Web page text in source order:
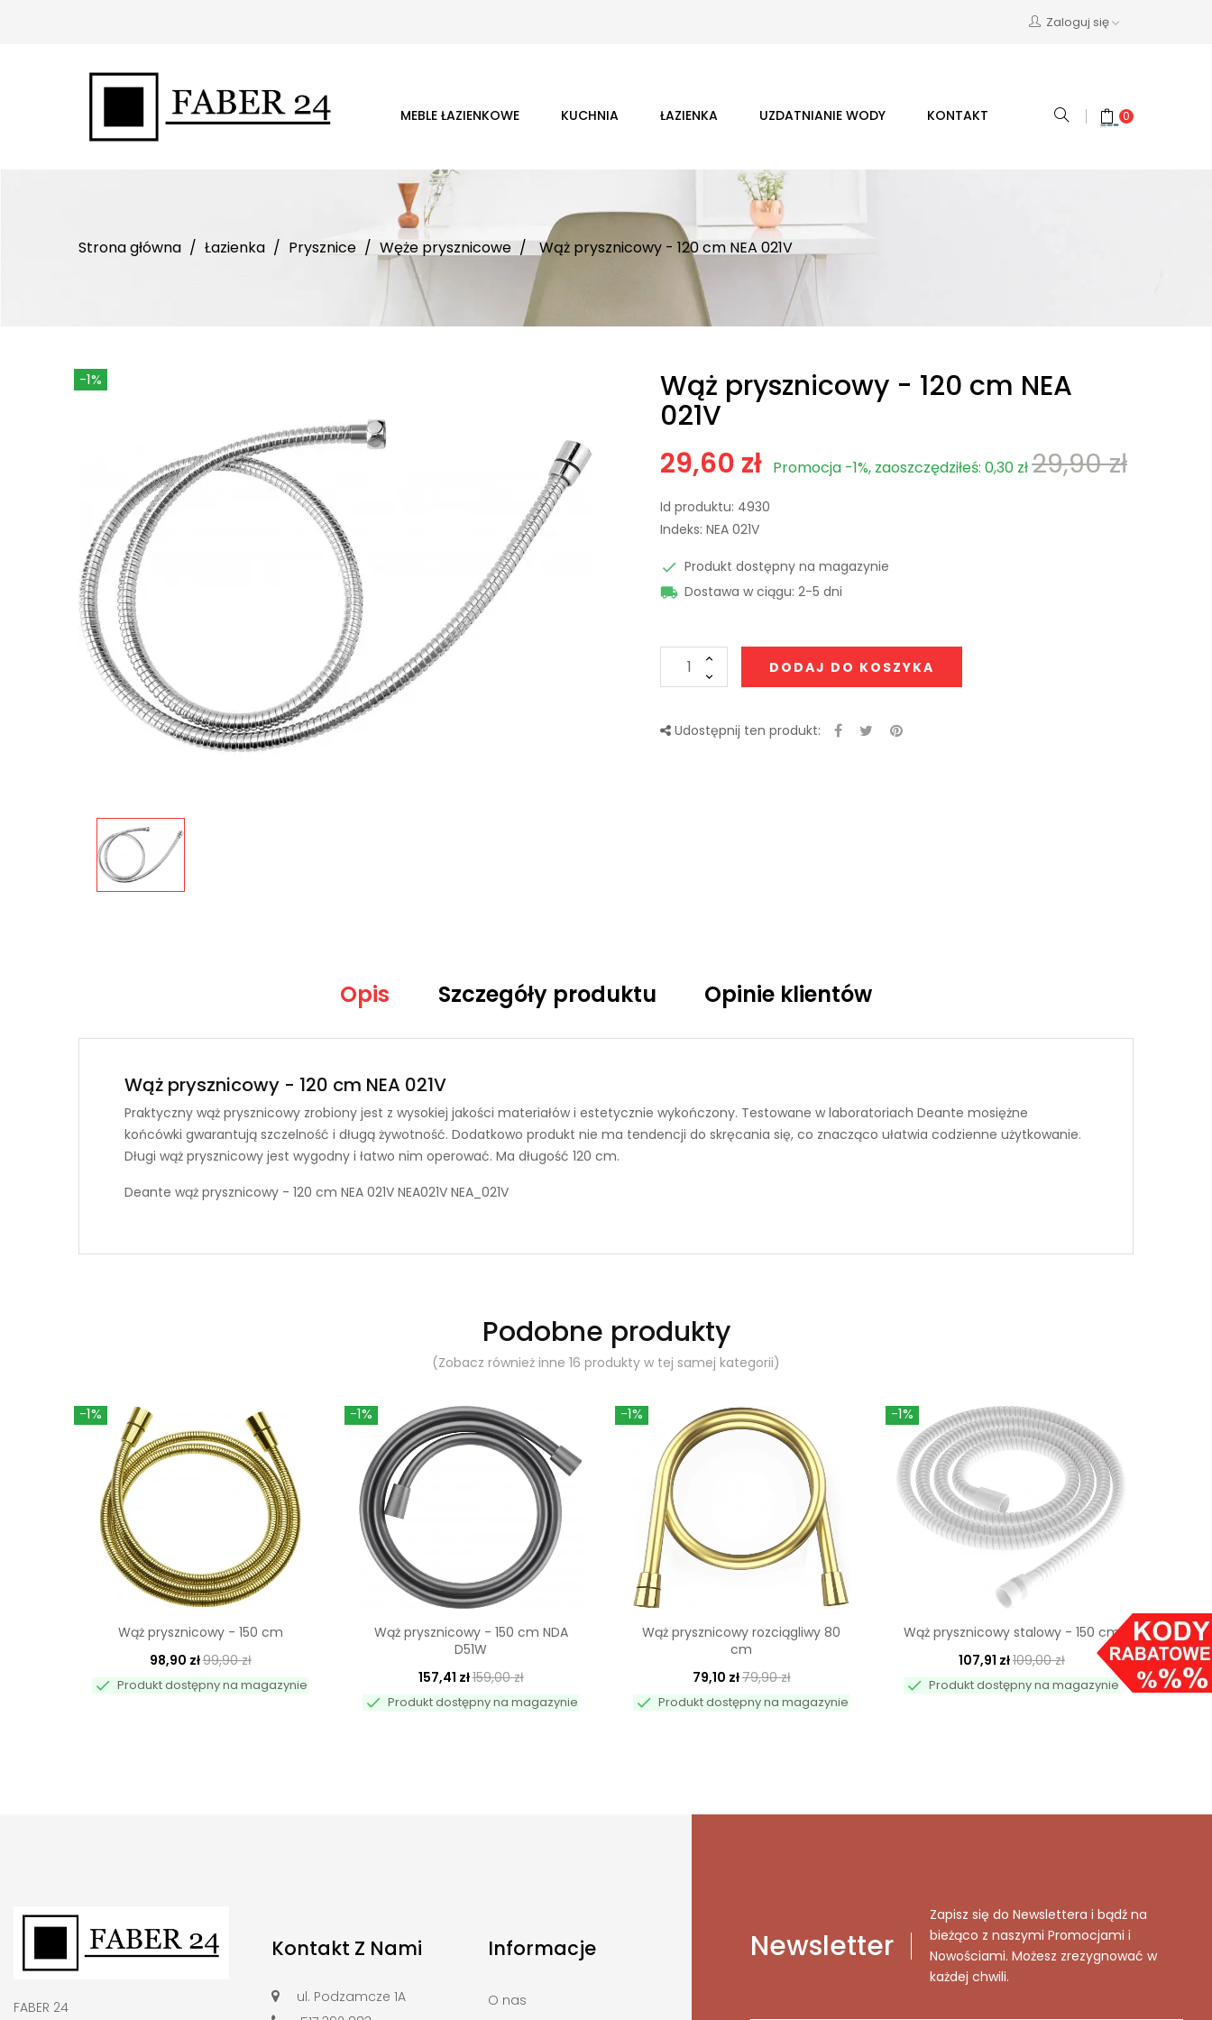
Zaloguj się
MEBLE ŁAZIENKOWE KUCHNIA ŁAZIENKA UZDATNIANIE WODY KONTAKT 0
Strona główna Łazienka Prysznice Węże prysznicowe Wąż prysznicowy - 120 cm NEA 021V
-1% Wąż prysznicowy - 120 cm NEA
021V
29,60 zł Promocja -1%, zaoszczędziłeś: 0,30 zł29,90 zł
Id produktu: 4930
Indeks: NEA 021V
 Produkt dostępny na magazynie
 Dostawa w ciągu: 2-5 dni
DODAJ DO KOSZYKA
Udostępnij ten produkt:
Opis Szczegóły produktu Opinie klientów
Wąż prysznicowy - 120 cm NEA 021V
Praktyczny wąż prysznicowy zrobiony jest z wysokiej jakości materiałów i estetycznie wykończony. Testowane w laboratoriach Deante mosiężne
końcówki gwarantują szczelność i długą żywotność. Dodatkowo produkt nie ma tendencji do skręcania się, co znacząco ułatwia codzienne użytkowanie.
Długi wąż prysznicowy jest wygodny i łatwo nim operować. Ma długość 120 cm.
Deante wąż prysznicowy - 120 cm NEA 021V NEA021V NEA_021V
Podobne produkty
(Zobacz również inne 16 produkty w tej samej kategorii)
-1%
Wąż prysznicowy - 150 cm
98,90 zł99,90 zł
 Produkt dostępny na magazynie
-1%
Wąż prysznicowy - 150 cm NDA
D51W
157,41 zł159,00 zł
 Produkt dostępny na magazynie
-1%
Wąż prysznicowy rozciągliwy 80
cm
79,10 zł79,90 zł
 Produkt dostępny na magazynie
-1%
Wąż prysznicowy stalowy - 150 cm
107,91 zł109,00 zł
 Produkt dostępny na magazynie
FABER 24
Kontakt Z Nami
ul. Podzamcze 1A
Informacje
O nas
Newsletter
Zapisz się do Newslettera i bądź na
bieżąco z naszymi Promocjami i
Nowościami. Możesz zrezygnować w
każdej chwili.